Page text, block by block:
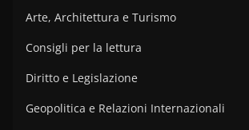
Arte, Architettura e Turismo
Consigli per la lettura
Diritto e Legislazione
Geopolitica e Relazioni Internazionali